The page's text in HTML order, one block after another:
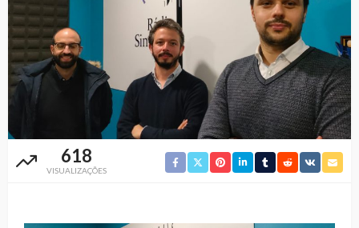
618
VISUALIZAÇÕES